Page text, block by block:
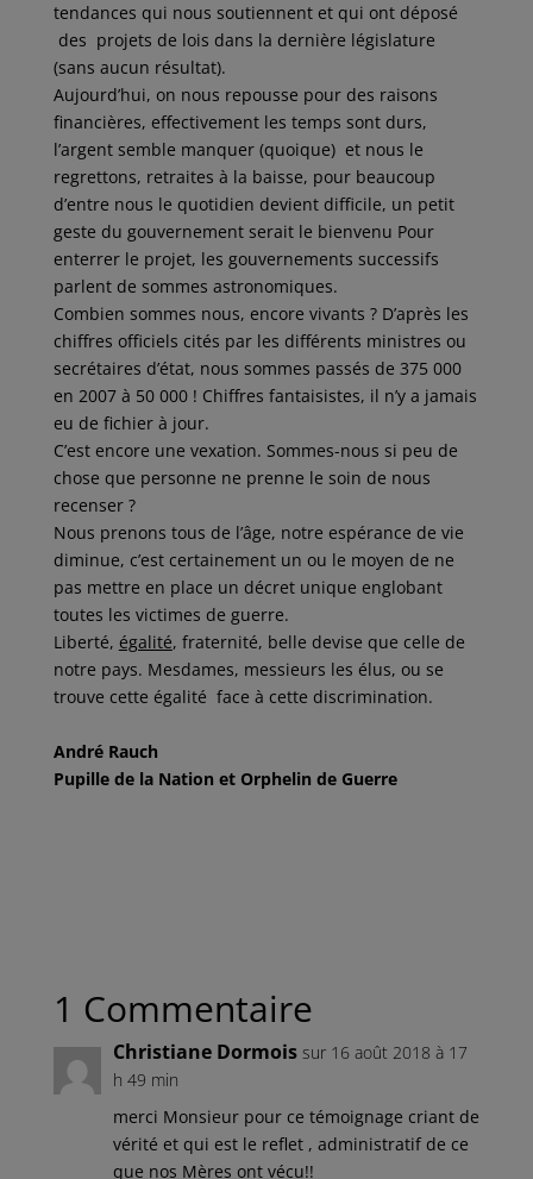
tendances qui nous soutiennent et qui ont déposé
des projets de lois dans la dernière législature
(sans aucun résultat).
Aujourd’hui, on nous repousse pour des raisons
financières, effectivement les temps sont durs,
l’argent semble manquer (quoique) et nous le
regrettons, retraites à la baisse, pour beaucoup
d’entre nous le quotidien devient difficile, un petit
geste du gouvernement serait le bienvenu Pour
enterrer le projet, les gouvernements successifs
parlent de sommes astronomiques.
Combien sommes nous, encore vivants ? D’après les
chiffres officiels cités par les différents ministres ou
secrétaires d’état, nous sommes passés de 375 000
en 2007 à 50 000 ! Chiffres fantaisistes, il n’y a jamais
eu de fichier à jour.
C’est encore une vexation. Sommes-nous si peu de
chose que personne ne prenne le soin de nous
recenser ?
Nous prenons tous de l’âge, notre espérance de vie
diminue, c’est certainement un ou le moyen de ne
pas mettre en place un décret unique englobant
toutes les victimes de guerre.
Liberté, égalité, fraternité, belle devise que celle de
notre pays. Mesdames, messieurs les élus, ou se
trouve cette égalité face à cette discrimination.
André Rauch
Pupille de la Nation et Orphelin de Guerre
1 Commentaire
Christiane Dormois sur 16 août 2018 à 17
h 49 min
merci Monsieur pour ce témoignage criant de
vérité et qui est le reflet , administratif de ce
que nos Mères ont vécu!!